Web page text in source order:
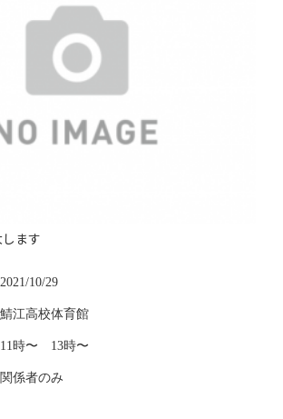
ます
10/29
校体育館
〜 13時〜
者のみ